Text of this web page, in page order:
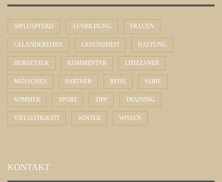
50PLUSPFERD AUSBILDUNG FRAUEN
GELÄNDEREITEN GESUNDHEIT HALTUNG
HORSETALK KOMMENTAR LIPIZZANER
MENSCHEN PARTNER REISE SERIE
SOMMER SPORT TIPP TRAINING
VIELSEITIGKEIT WINTER WISSEN
KONTAKT